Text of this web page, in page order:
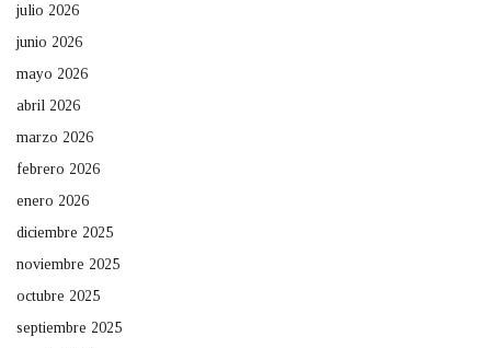
julio 2026
junio 2026
mayo 2026
abril 2026
marzo 2026
febrero 2026
enero 2026
diciembre 2025
noviembre 2025
octubre 2025
septiembre 2025